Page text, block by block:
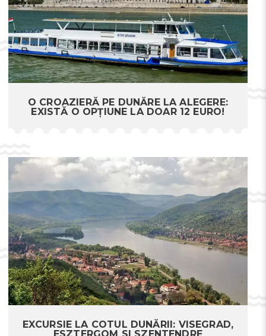
O CROAZIERĂ PE DUNĂRE LA ALEGERE:
EXISTĂ O OPȚIUNE LA DOAR 12 EURO!
EXCURSIE LA COTUL DUNĂRII: VISEGRAD,